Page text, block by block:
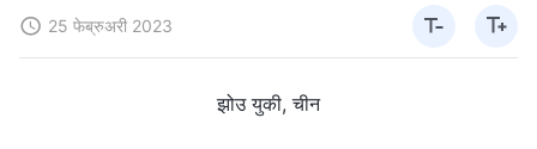
25 फेब्रुअरी 2023
झोउ युकी, चीन